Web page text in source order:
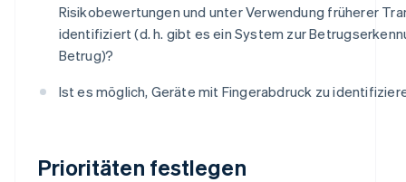
Risikobewertungen und unter Verwendung früherer
identifiziert (d. h. gibt es ein System zur
Betrug)?
Ist es möglich, Geräte mit Fingerabdruck zu
Prioritäten festlegen